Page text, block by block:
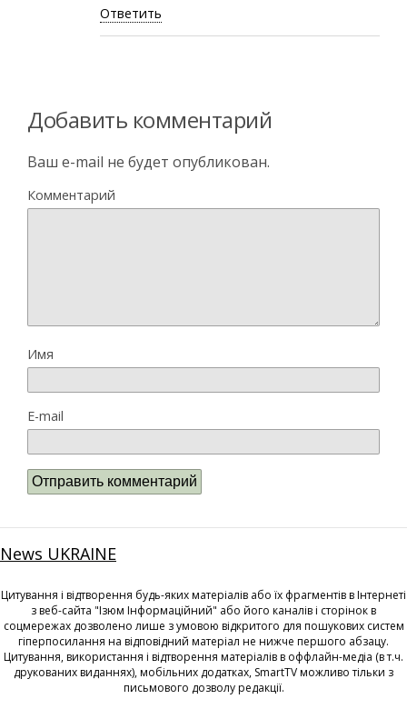
Ответить
Добавить комментарий
Ваш e-mail не будет опубликован.
Комментарий
Имя
E-mail
News UKRAINE
Цитування і відтворення будь-яких матеріалів або їх фрагментів в Інтернеті
з веб-сайта "Ізюм Інформаційний" або його каналів і сторінок в
соцмережах дозволено лише з умовою відкритого для пошукових систем
гіперпосилання на відповідний матеріал не нижче першого абзацу.
Цитування, використання і відтворення матеріалів в оффлайн-медіа (в т.ч.
друкованих виданнях), мобільних додатках, SmartTV можливо тільки з
письмового дозволу редакції.